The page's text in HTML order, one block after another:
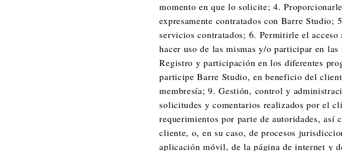
momento en que lo solicite; 4.
expresamente contratados con Barre
servicios contratados; 6. Permitirle el
hacer uso de las mismas y/o participar en
Registro y participación en los diferentes
participe Barre Studio, en beneficio del
membresía; 9. Gestión, control y
solicitudes y comentarios realizados por el
requerimientos por parte de autoridades, así
cliente, o, en su caso, de procesos
aplicación móvil, de la página de internet y